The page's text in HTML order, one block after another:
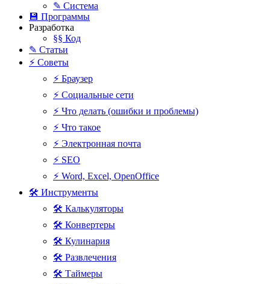
✎ Система
💾 Программы
Разработка
§§ Код
✎ Статьи
⚡ Советы
⚡ Браузер
⚡ Социальные сети
⚡ Что делать (ошибки и проблемы)
⚡ Что такое
⚡ Электронная почта
⚡ SEO
⚡ Word, Excel, OpenOffice
🛠 Инструменты
🛠 Калькуляторы
🛠 Конвертеры
🛠 Кулинария
🛠 Развлечения
🛠 Таймеры